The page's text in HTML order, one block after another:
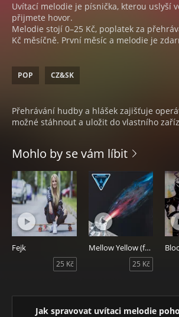
Uvítací melodie je písnička, kterou uslyší
přijmete hovor.
Melodie stojí 0–25 Kč, poplatek za
Kč měsíčně. První měsíc a melodie je
POP CZ&SK
Přehrávání hudby a hlášek zajišťuje
možné stáhnout a uložit do vlastního
Mohlo by se vám líbit
Fejk
25 Kč
Mellow Yellow (feat. Paul Gate)
25 Kč
Jak spravovat uvítaci melodie